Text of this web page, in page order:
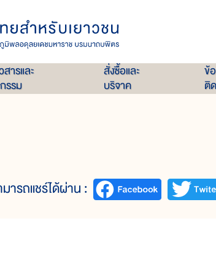
สารและ
รรม
สั่งซื้อและ
บริจาค
ข้
ติ
ารถแชร์ได้ผ่าน :